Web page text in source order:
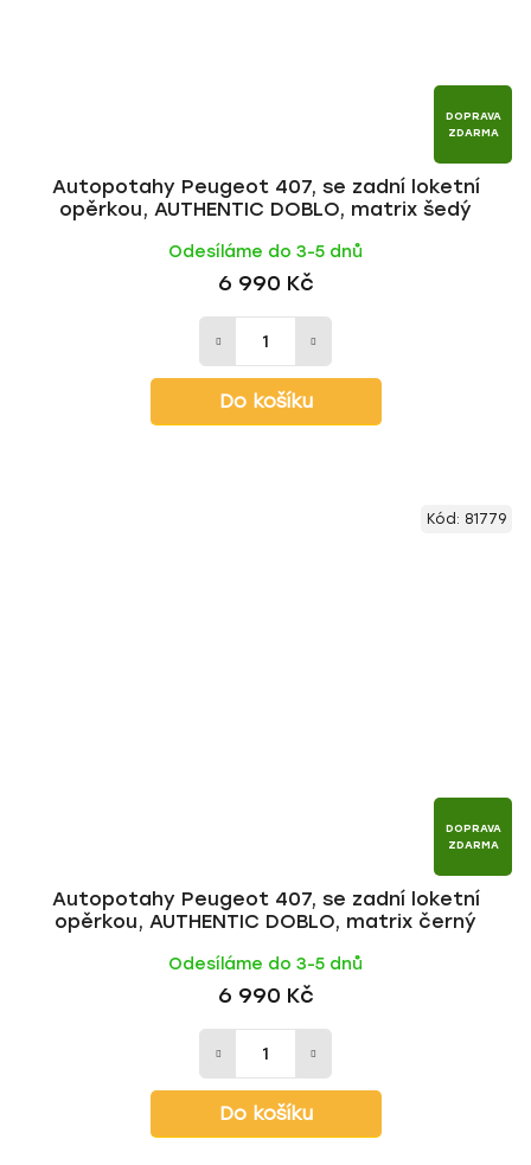
DOPRAVA
ZDARMA
Autopotahy Peugeot 407, se zadní loketní
opěrkou, AUTHENTIC DOBLO, matrix šedý
Odesíláme do 3-5 dnů
6 990 Kč
Do košíku
DOPRAVA
ZDARMA
Autopotahy Peugeot 407, se zadní loketní
opěrkou, AUTHENTIC DOBLO, matrix černý
Odesíláme do 3-5 dnů
6 990 Kč
Do košíku
Kód: 81779